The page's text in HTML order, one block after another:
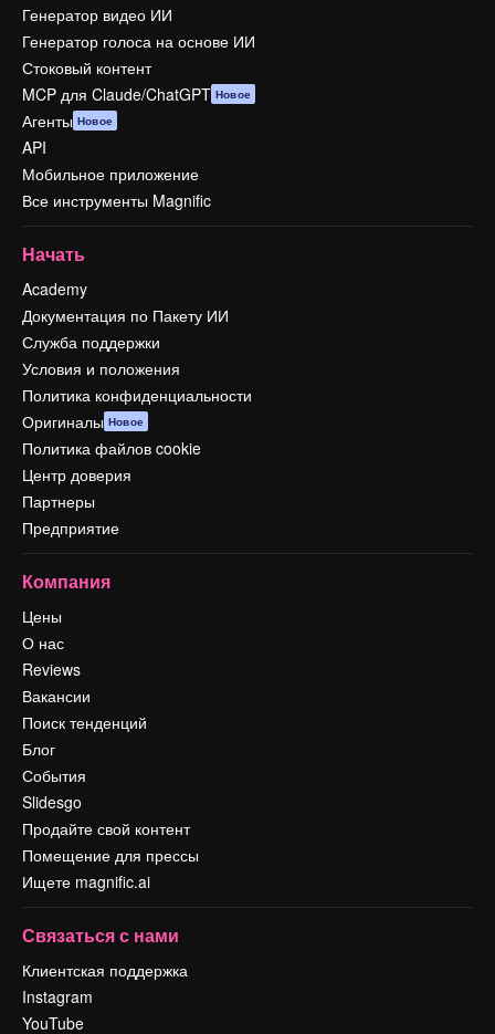
Генератор видео ИИ
Генератор голоса на основе ИИ
Стоковый контент
MCP для Claude/ChatGPT Новое
Агенты Новое
API
Мобильное приложение
Все инструменты Magnific
Начать
Academy
Документация по Пакету ИИ
Служба поддержки
Условия и положения
Политика конфиденциальности
Оригиналы Новое
Политика файлов cookie
Центр доверия
Партнеры
Предприятие
Компания
Цены
О нас
Reviews
Вакансии
Поиск тенденций
Блог
События
Slidesgo
Продайте свой контент
Помещение для прессы
Ищете magnific.ai
Связаться с нами
Клиентская поддержка
Instagram
YouTube